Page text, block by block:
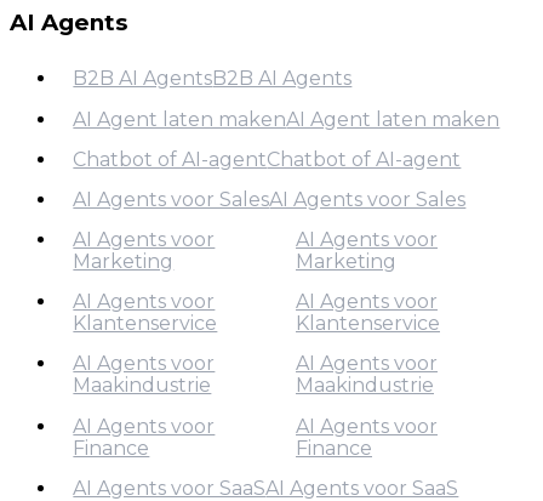
AI Agents
B2B AI Agents
B2B AI Agents
B2B AI Agents
AI Agent laten maken
AI Agent laten maken
AI Agent laten maken
Chatbot of AI-agent
Chatbot of AI-agent
Chatbot of AI-agent
AI Agents voor Sales
AI Agents voor Sales
AI Agents voor Sales
AI Agents voor
Marketing
AI Agents voor
Marketing
AI Agents voor
Marketing
AI Agents voor
Klantenservice
AI Agents voor
Klantenservice
AI Agents voor
Klantenservice
AI Agents voor
Maakindustrie
AI Agents voor
Maakindustrie
AI Agents voor
Maakindustrie
AI Agents voor
Finance
AI Agents voor
Finance
AI Agents voor SaaSAI Agents voor SaaS